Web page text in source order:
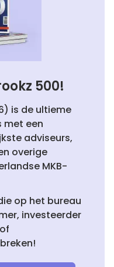
500!
is de ultieme
met een
adviseurs,
overige
MKB-
op het bureau
investeerder